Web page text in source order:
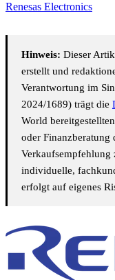
Renesas Electronics
Hinweis: Dieser
erstellt und
Verantwortung im
2024/1689) trägt die
World
oder
Verkaufsempfehlung
individuelle,
erfolgt auf eigenes